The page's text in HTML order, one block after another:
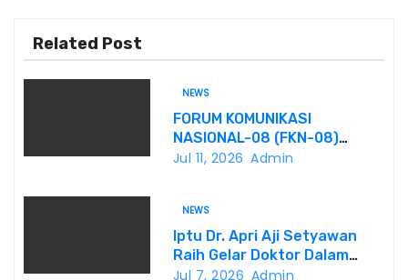
sRelated Post
NEWS
FORUM KOMUNIKASI
NASIONAL-08 (FKN-08)
Dukung Program
Jul 11, 2026 Admin
NEWS
Iptu Dr. Apri Aji Setyawan
Raih Gelar Doktor Dalam
Sidang Terbuka Promosi
Jul 7, 2026 Admin